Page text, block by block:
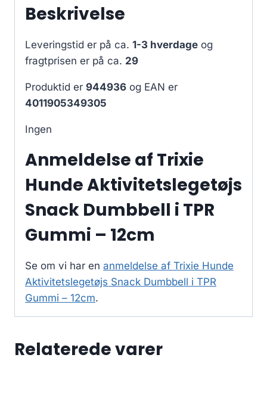
Beskrivelse
Leveringstid er på ca. 1-3 hverdage og
fragtprisen er på ca. 29
Produktid er 944936 og EAN er
4011905349305
Ingen
Anmeldelse af Trixie
Hunde Aktivitetslegetøjs
Snack Dumbbell i TPR
Gummi – 12cm
Se om vi har en anmeldelse af Trixie Hunde
Aktivitetslegetøjs Snack Dumbbell i TPR
Gummi – 12cm.
Relaterede varer